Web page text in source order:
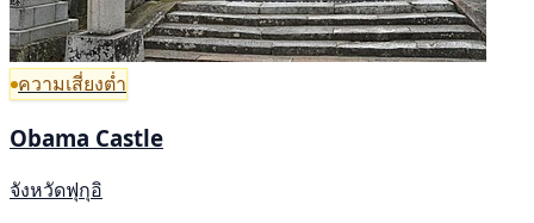
ความเสี่ยงต่ำ
Obama Castle
จังหวัดฟุกุอิ